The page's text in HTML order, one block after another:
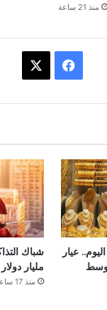
منذ 21 ساعة
و
ك
عيار
وسط
مليار دولار
منذ 17 ساعة